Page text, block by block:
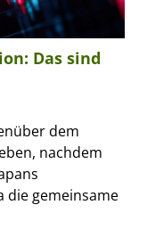
Das sind
dem
nachdem
die gemeinsame